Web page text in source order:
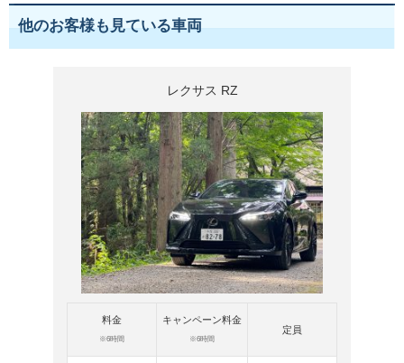
他のお客様も見ている車両
レクサス RZ
料金
※6時間
キャンペーン料金
※6時間
定員